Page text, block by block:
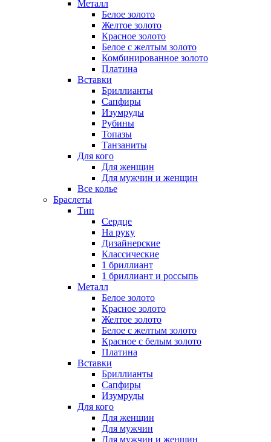
Металл
Белое золото
Желтое золото
Красное золото
Белое с желтым золото
Комбинированное золото
Платина
Вставки
Бриллианты
Сапфиры
Изумруды
Рубины
Топазы
Танзаниты
Для кого
Для женщин
Для мужчин и женщин
Все колье
Браслеты
Тип
Сердце
На руку
Дизайнерские
Классические
1 бриллиант
1 бриллиант и россыпь
Металл
Белое золото
Красное золото
Желтое золото
Белое с желтым золото
Красное с белым золото
Платина
Вставки
Бриллианты
Сапфиры
Изумруды
Для кого
Для женщин
Для мужчин
Для мужчин и женщин